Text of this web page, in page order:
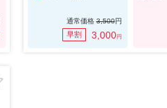
通常価格3,500円
早割 3,000円